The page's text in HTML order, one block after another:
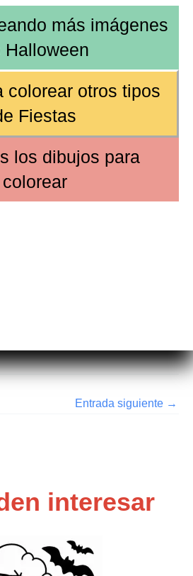
más imágenes
Halloween
colorear otros tipos
Fiestas
los dibujos para
colorear
Entrada siguiente →
interesar